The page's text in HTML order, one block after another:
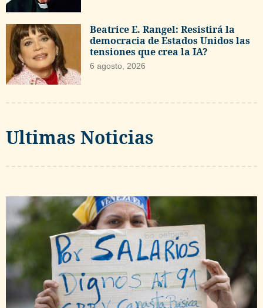
Beatrice E. Rangel: Resistirá la
democracia de Estados Unidos las
tensiones que crea la IA?
6 agosto, 2026
Ultimas Noticias